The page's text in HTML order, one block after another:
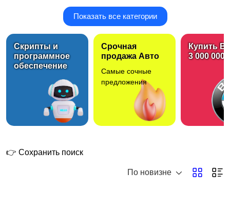
Грузчики, складские
услуги3
Услуги эвакуатора
Ремонт и отделка Строительство
1
Показать все категории
Скрипты и
программное
обеспечение
Срочная
продажа Авто
Самые сочные
предложения
Купить
3 000 000
👉 Сохранить поиск
По новизне